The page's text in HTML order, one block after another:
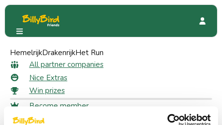
HemelrijkDrakenrijkHet Run
All partner companies
Nice Extras
Win prizes
Become member
Login
Het Oertijdmuseum
Het Oertijdmuseum
2273 Friends